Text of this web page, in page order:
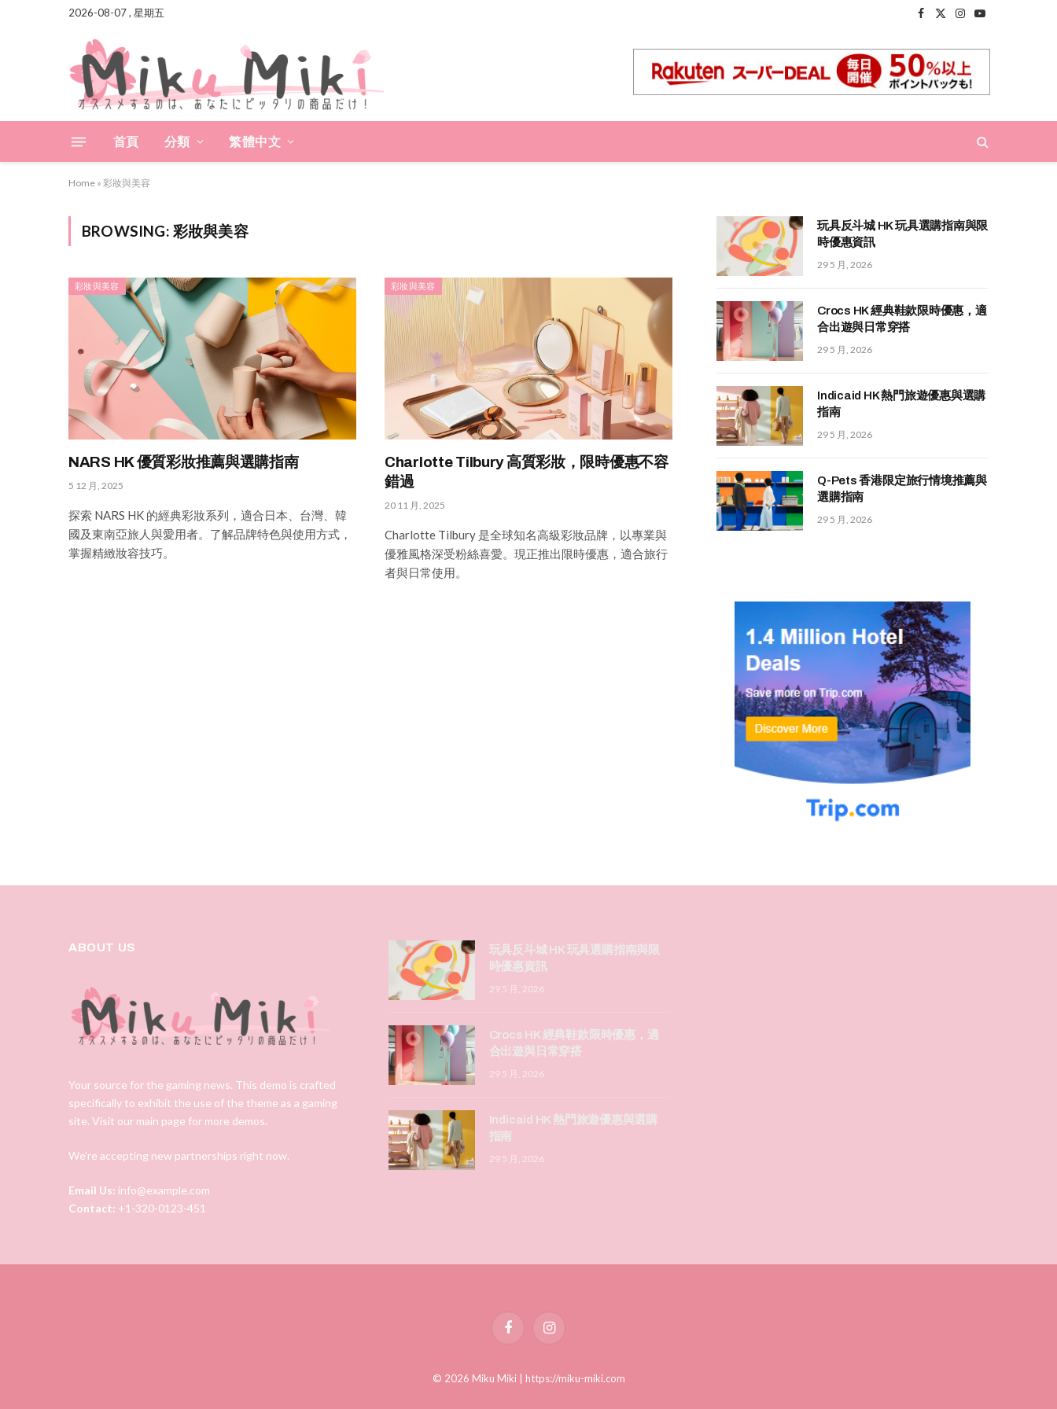
2026-08-07 , 星期五
Facebook
X
Instagram
YouTube
首頁 分類 繁體中文
Home » 彩妝與美容
BROWSING: 彩妝與美容
彩妝與美容
NARS HK 優質彩妝推薦與選購指南
5 12 月, 2025
探索 NARS HK 的經典彩妝系列，適合日本、台灣、韓
國及東南亞旅人與愛用者。了解品牌特色與使用方式，
掌握精緻妝容技巧。
彩妝與美容
Charlotte Tilbury 高質彩妝，限時優惠不容
錯過
20 11 月, 2025
Charlotte Tilbury 是全球知名高級彩妝品牌，以專業與
優雅風格深受粉絲喜愛。現正推出限時優惠，適合旅行
者與日常使用。
玩具反斗城 HK 玩具選購指南與限
時優惠資訊
29 5 月, 2026
Crocs HK 經典鞋款限時優惠，適
合出遊與日常穿搭
29 5 月, 2026
Indicaid HK 熱門旅遊優惠與選購
指南
29 5 月, 2026
Q-Pets 香港限定旅行情境推薦與
選購指南
29 5 月, 2026
ABOUT US
Your source for the gaming news. This demo is crafted
specifically to exhibit the use of the theme as a gaming
site. Visit our main page for more demos.
We're accepting new partnerships right now.
Email Us: info@example.com
Contact: +1-320-0123-451
玩具反斗城 HK 玩具選購指南與限
時優惠資訊
29 5 月, 2026
Crocs HK 經典鞋款限時優惠，適
合出遊與日常穿搭
29 5 月, 2026
Indicaid HK 熱門旅遊優惠與選購
指南
29 5 月, 2026
FacebookInstagram
© 2026 Miku Miki | https://miku-miki.com